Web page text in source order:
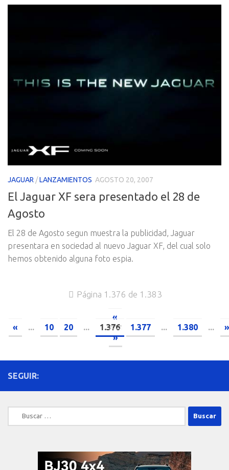
JAGUAR /LANZAMIENTOS AGOSTO 20, 2007
El Jaguar XF sera presentado el 28 de
Agosto
El 28 de Agosto segun muestra la publicidad, Jaguar
presentara en sociedad al nuevo Jaguar XF, del cual solo
hemos obtenido alguna foto espia.
Página 1.376 de 1.383
«
«
... 10 20 ... 1.376 1.377 ... 1.380 ...
»
»
SEGUIR:
Buscar: